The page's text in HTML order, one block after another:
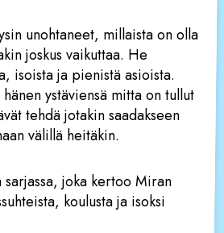
unohtaneet, millaista on olla
joskus vaikuttaa. He
isoista ja pienistä asioista.
ystäviensä mitta on tullut
tehdä jotakin saadakseen
välillä heitäkin.
joka kertoo Miran
koulusta ja isoksi